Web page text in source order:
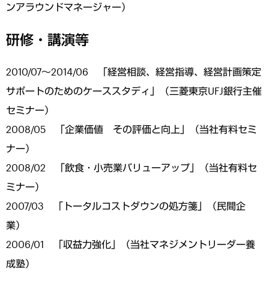
ンアラウンドマネージャー）
研修・講演等
2010/07～2014/06 「経営相談、経営指導、経営計画策定
サポートのためのケーススタディ」（三菱東京UFJ銀行主催
セミナー）
2008/05 「企業価値 その評価と向上」（当社有料セミ
ナー）
2008/02 「飲食・小売業バリューアップ」（当社有料セ
ミナー）
2007/03 「トータルコストダウンの処方箋」（民間企
業）
2006/01 「収益力強化」（当社マネジメントリーダー養
成塾）